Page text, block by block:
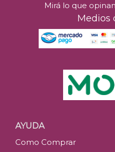
Mirá lo que
Medios
AYUDA
Como Comprar